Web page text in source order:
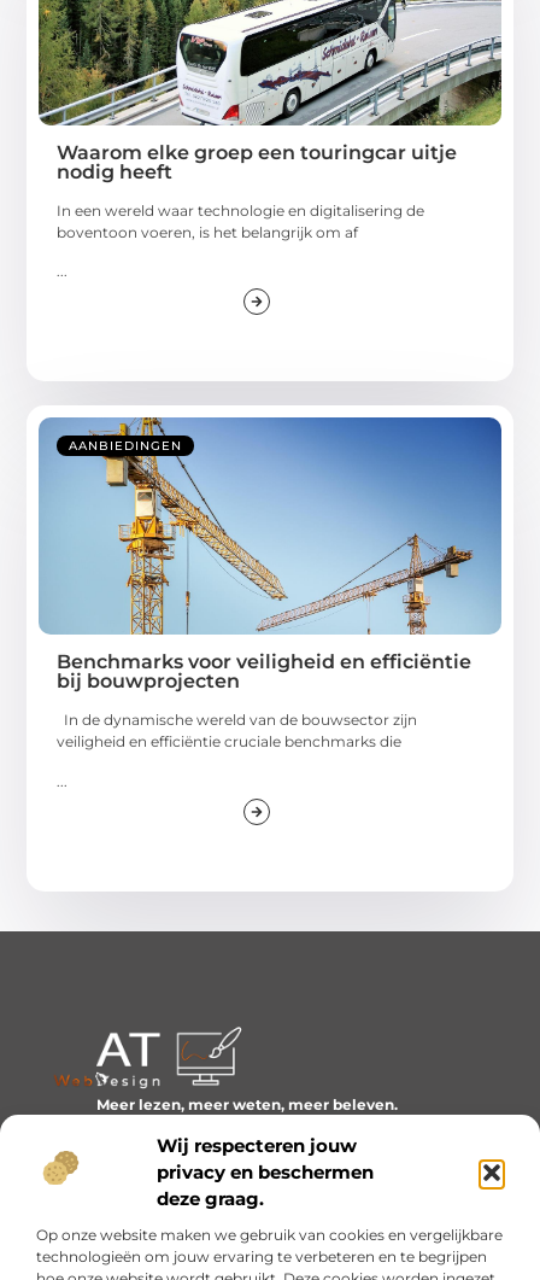
Wij respecteren jouw
privacy en beschermen
deze graag.
Op onze website maken we gebruik van cookies en vergelijkbare
technologieën om jouw ervaring te verbeteren en te begrijpen
Waarom elke groep een touringcar uitje
nodig heeft
In een wereld waar technologie en digitalisering de
boventoon voeren, is het belangrijk om af
...
AANBIEDINGEN
Benchmarks voor veiligheid en efficiëntie
bij bouwprojecten
In de dynamische wereld van de bouwsector zijn
veiligheid en efficiëntie cruciale benchmarks die
Meer lezen, meer weten, meer beleven.
het dagelijks leven boeiend maakt.
Bericht categorie